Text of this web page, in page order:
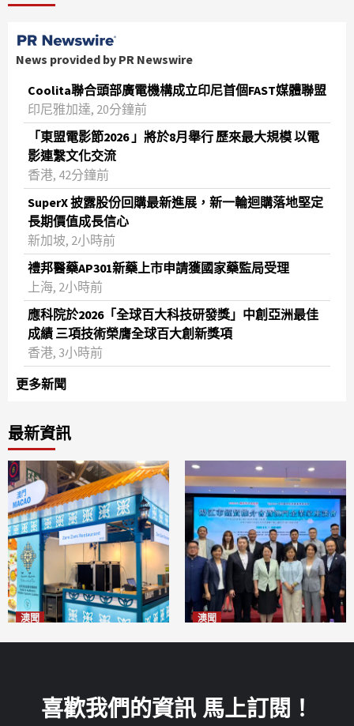
News provided by PR Newswire
Coolita聯合頭部廣電機構成立印尼首個FAST媒體聯盟
印尼雅加達, 20分鐘前
「東盟電影節2026 」將於8月舉行 歷來最大規模 以電
影連繫文化交流
香港, 42分鐘前
SuperX 披露股份回購最新進展，新一輪迴購落地堅定
長期價值成長信心
新加坡, 2小時前
禮邦醫藥AP301新藥上市申請獲國家藥監局受理
上海, 2小時前
應科院於2026「全球百大科技研發獎」中創亞洲最佳
成績 三項技術榮膺全球百大創新獎項
香港, 3小時前
更多新聞
最新資訊
澳聞 澳聞
喜歡我們的資訊 馬上訂閱！